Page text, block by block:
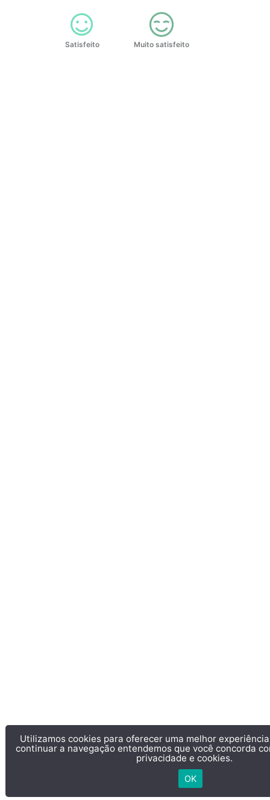
Utilizamos cookies para oferecer uma melhor
continuar a navegação entendemos que você concorda
privacidade e cookies.
OK
Satisfeito Muito satisfeito